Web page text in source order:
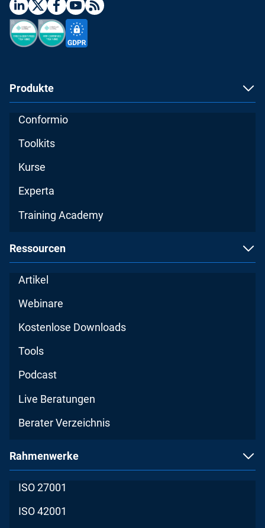
Produkte
Conformio
Toolkits
Kurse
Experta
Training Academy
Ressourcen
Artikel
Webinare
Kostenlose Downloads
Tools
Podcast
Live Beratungen
Berater Verzeichnis
Rahmenwerke
ISO 27001
ISO 42001